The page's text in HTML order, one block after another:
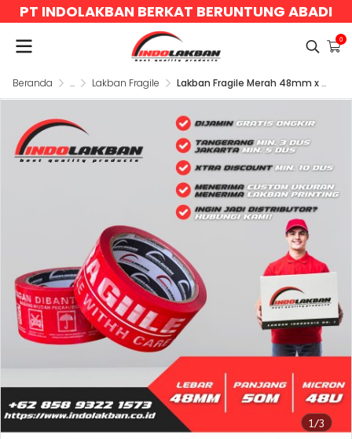
PT INDOLAKBAN BERKAT BERUNTUNG ABADI
0
Beranda ... Lakban Fragile Lakban Fragile Merah 48mm x 55y x 48u
1/3